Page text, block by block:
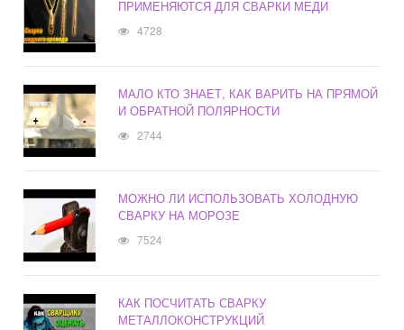
ПРИМЕНЯЮТСЯ ДЛЯ СВАРКИ МЕДИ
4728
МАЛО КТО ЗНАЕТ, КАК ВАРИТЬ НА ПРЯМОЙ
И ОБРАТНОЙ ПОЛЯРНОСТИ
2744
МОЖНО ЛИ ИСПОЛЬЗОВАТЬ ХОЛОДНУЮ
СВАРКУ НА МОРОЗЕ
7524
КАК ПОСЧИТАТЬ СВАРКУ
МЕТАЛЛОКОНСТРУКЦИЙ